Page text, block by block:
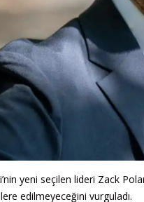
yeni seçilen lideri Zack
edilmeyeceğini vurguladı.